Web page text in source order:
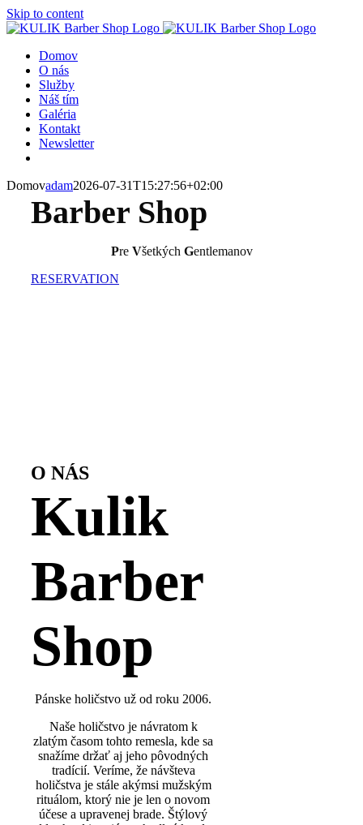
Skip to content
Domov
O nás
Služby
Náš tím
Galéria
Kontakt
Newsletter
Domovadam2026-07-31T15:27:56+02:00
Barber Shop
Pre Všetkých Gentlemanov
RESERVATION
O NÁS
Kulik
Barber
Shop
Pánske holičstvo už od roku 2006.
Naše holičstvo je návratom k
zlatým časom tohto remesla, kde sa
snažíme držať aj jeho pôvodných
tradícií. Veríme, že návšteva
holičstva je stále akýmsi mužským
rituálom, ktorý nie je len o novom
účese a upravenej brade. Štýlový